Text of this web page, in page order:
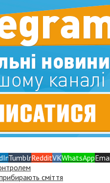
TumblrRedditVKWhatsApp
сміття